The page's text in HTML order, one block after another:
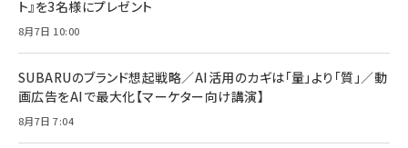
anan(アンアン)2026/07/08号 No.2502[2026
￥880
ママ投資家が育休中に１億貯めた株式投資
￥6,980
全ワイヤレスイヤホン/アクティブノイズキャンセリ
Anker PowerLine III Flow USB-C & USB-C
Pro/Air 各種対応 (1.8m ミッドナイトブラック)
￥1,890
ト』を3名様にプレゼント
8月7日 10:00
SUBARUのブランド想起戦略／AI活用のカギは「量」より「質」／動
画広告をAIで最大化【マーケター向け講演】
8月7日 7:04